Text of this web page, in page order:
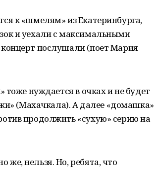
к «шмелям» из Екатеринбурга,
и уехали с максимальными
послушали (поет Мария
тоже нуждается в очках и не будет
(Махачкала). А далее «домашка»
продолжить «сухую» серию на
же, нельзя. Но, ребята, что